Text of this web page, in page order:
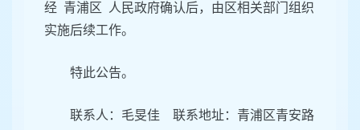
经 青浦区 人民政府确认后，由区相关部门组织
实施后续工作。
特此公告。
联系人：毛旻佳 联系地址：青浦区青安路